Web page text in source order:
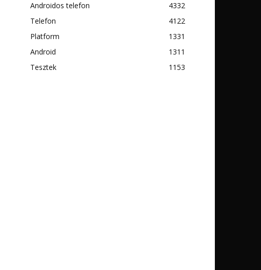
Androidos telefon
4332
Telefon
4122
Platform
1331
Android
1311
Tesztek
1153